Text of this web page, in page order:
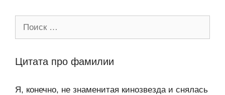
Цитата про фамилии
Я, конечно, не знаменитая кинозвезда и снялась